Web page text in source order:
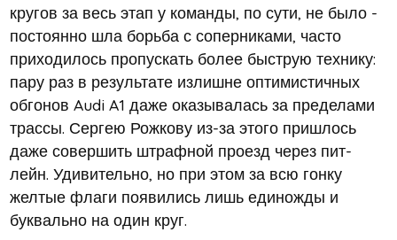
кругов за весь этап у команды, по сути, не было -
постоянно шла борьба с соперниками, часто
приходилось пропускать более быструю технику:
пару раз в результате излишне оптимистичных
обгонов Audi A1 даже оказывалась за пределами
трассы. Сергею Рожкову из-за этого пришлось
даже совершить штрафной проезд через пит-
лейн. Удивительно, но при этом за всю гонку
желтые флаги появились лишь единожды и
буквально на один круг.